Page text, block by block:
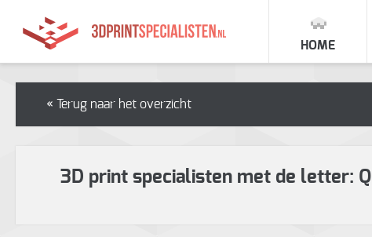
HOME
« Terug naar het overzicht
3D print specialisten met de letter: Q